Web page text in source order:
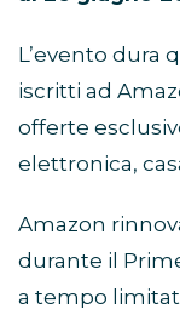
L’evento dura
iscritti ad
offerte
elettronica,
Amazon
durante il
a tempo